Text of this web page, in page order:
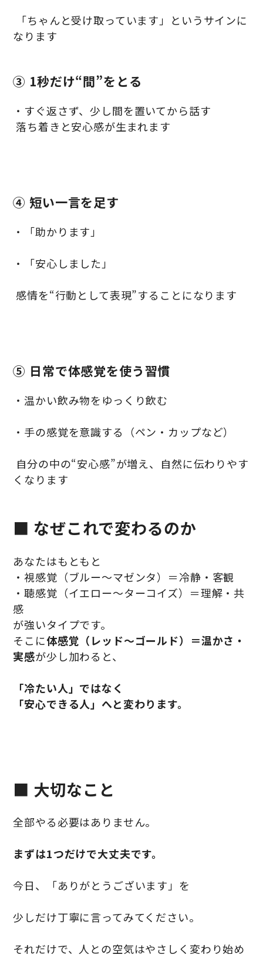
「ちゃんと受け取っています」というサインに
なります
③ 1秒だけ“間”をとる
・すぐ返さず、少し間を置いてから話す
落ち着きと安心感が生まれます
④ 短い一言を足す
・「助かります」
・「安心しました」
感情を“行動として表現”することになります
⑤ 日常で体感覚を使う習慣
・温かい飲み物をゆっくり飲む
・手の感覚を意識する（ペン・カップなど）
自分の中の“安心感”が増え、自然に伝わりやす
くなります
■ なぜこれで変わるのか
あなたはもともと
・視感覚（ブルー〜マゼンタ）＝冷静・客観
・聴感覚（イエロー〜ターコイズ）＝理解・共
感
が強いタイプです。
そこに体感覚（レッド〜ゴールド）＝温かさ・
実感が少し加わると、
「冷たい人」ではなく
「安心できる人」へと変わります。
■ 大切なこと
全部やる必要はありません。
まずは1つだけで大丈夫です。
今日、「ありがとうございます」を
少しだけ丁寧に言ってみてください。
それだけで、人との空気はやさしく変わり始め